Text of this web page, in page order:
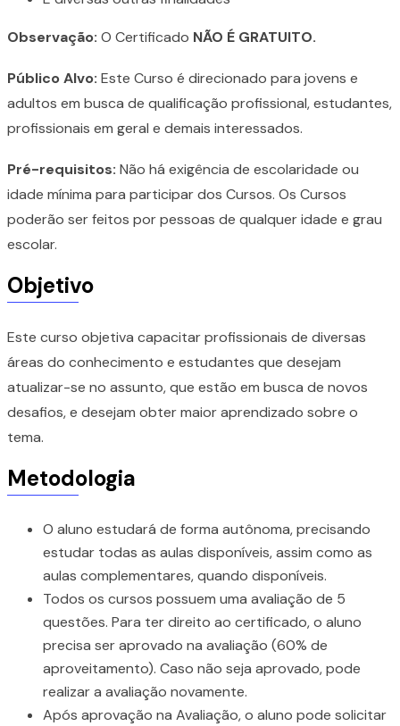
Observação: O Certificado NÃO É GRATUITO.
Público Alvo: Este Curso é direcionado para jovens e
adultos em busca de qualificação profissional, estudantes,
profissionais em geral e demais interessados.
Pré-requisitos: Não há exigência de escolaridade ou
idade mínima para participar dos Cursos. Os Cursos
poderão ser feitos por pessoas de qualquer idade e grau
escolar.
Objetivo
Este curso objetiva capacitar profissionais de diversas
áreas do conhecimento e estudantes que desejam
atualizar-se no assunto, que estão em busca de novos
desafios, e desejam obter maior aprendizado sobre o
tema.
Metodologia
O aluno estudará de forma autônoma, precisando
estudar todas as aulas disponíveis, assim como as
aulas complementares, quando disponíveis.
Todos os cursos possuem uma avaliação de 5
questões. Para ter direito ao certificado, o aluno
precisa ser aprovado na avaliação (60% de
aproveitamento). Caso não seja aprovado, pode
realizar a avaliação novamente.
Após aprovação na Avaliação, o aluno pode solicitar